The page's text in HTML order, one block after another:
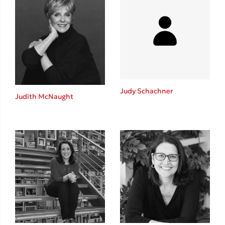
Mimi Matthews
Benzamin Bécue
Rebecca Yarros
Teo Benedetti
Τζένη Κουτσοδημητροπούλου
Emily Henry
Ali Hazelwood
Δανάη Ιμπραχήμ
Δημοφιλή Άρθρα
3 βιβλία βασισμένα σε αληθινά γεγονότα!
Τεστ: Ποιο αστυνομικό βιβλίο σου ταιριάζει για το καλοκαίρι;
Ο εθισμός των παιδιών στις οθόνες δεν είναι «το πρόβλημα»
Judith McNaught
Judy Schachner